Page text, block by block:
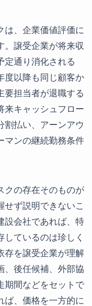
は、企業価値評価に
。譲受企業が将来収
定通り消化される
度以降も同じ顧客か
要担当者が退職する
来キャッシュフロー
割払い、アーンアウ
マンの継続勤務条件
クの存在そのものが
せず説明できないこ
設会社であれば、特
ているのは珍しく
存を譲受企業が理解
、後任候補、外部協
期間などをセットで
ば、価格を一方的に